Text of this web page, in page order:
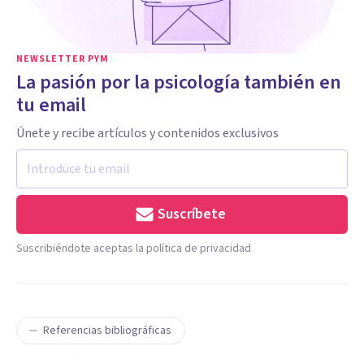
NEWSLETTER PYM
La pasión por la psicología también en
tu email
Únete y recibe artículos y contenidos exclusivos
Suscríbete
Suscribiéndote aceptas la política de privacidad
Referencias bibliográficas